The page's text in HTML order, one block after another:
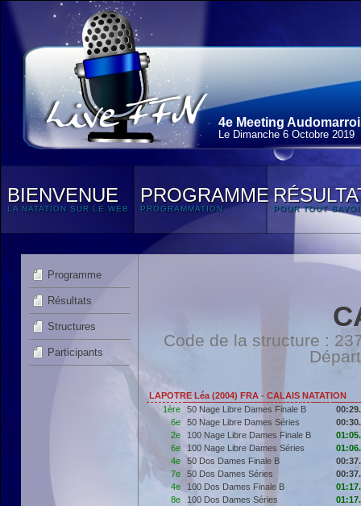
4e Meeting
Le Dimanche 6 Octobre 2019
BIENVENUE
LA NATATION SUR LE WEB
PROGRAMME
PROGRAMMATION POUR TOUT
Programme
Résultats
Structures
Participants
Code de la structure :
LAPOTRE Léa (2004) FRA - CALAIS NATATION
1ère
50 Nage Libre Dames Finale B
6e
50 Nage Libre Dames Séries
2e
100 Nage Libre Dames Finale B
6e
100 Nage Libre Dames Séries
4e
50 Dos Dames Finale B
7e
50 Dos Dames Séries
4e
100 Dos Dames Finale B
8e
100 Dos Dames Séries